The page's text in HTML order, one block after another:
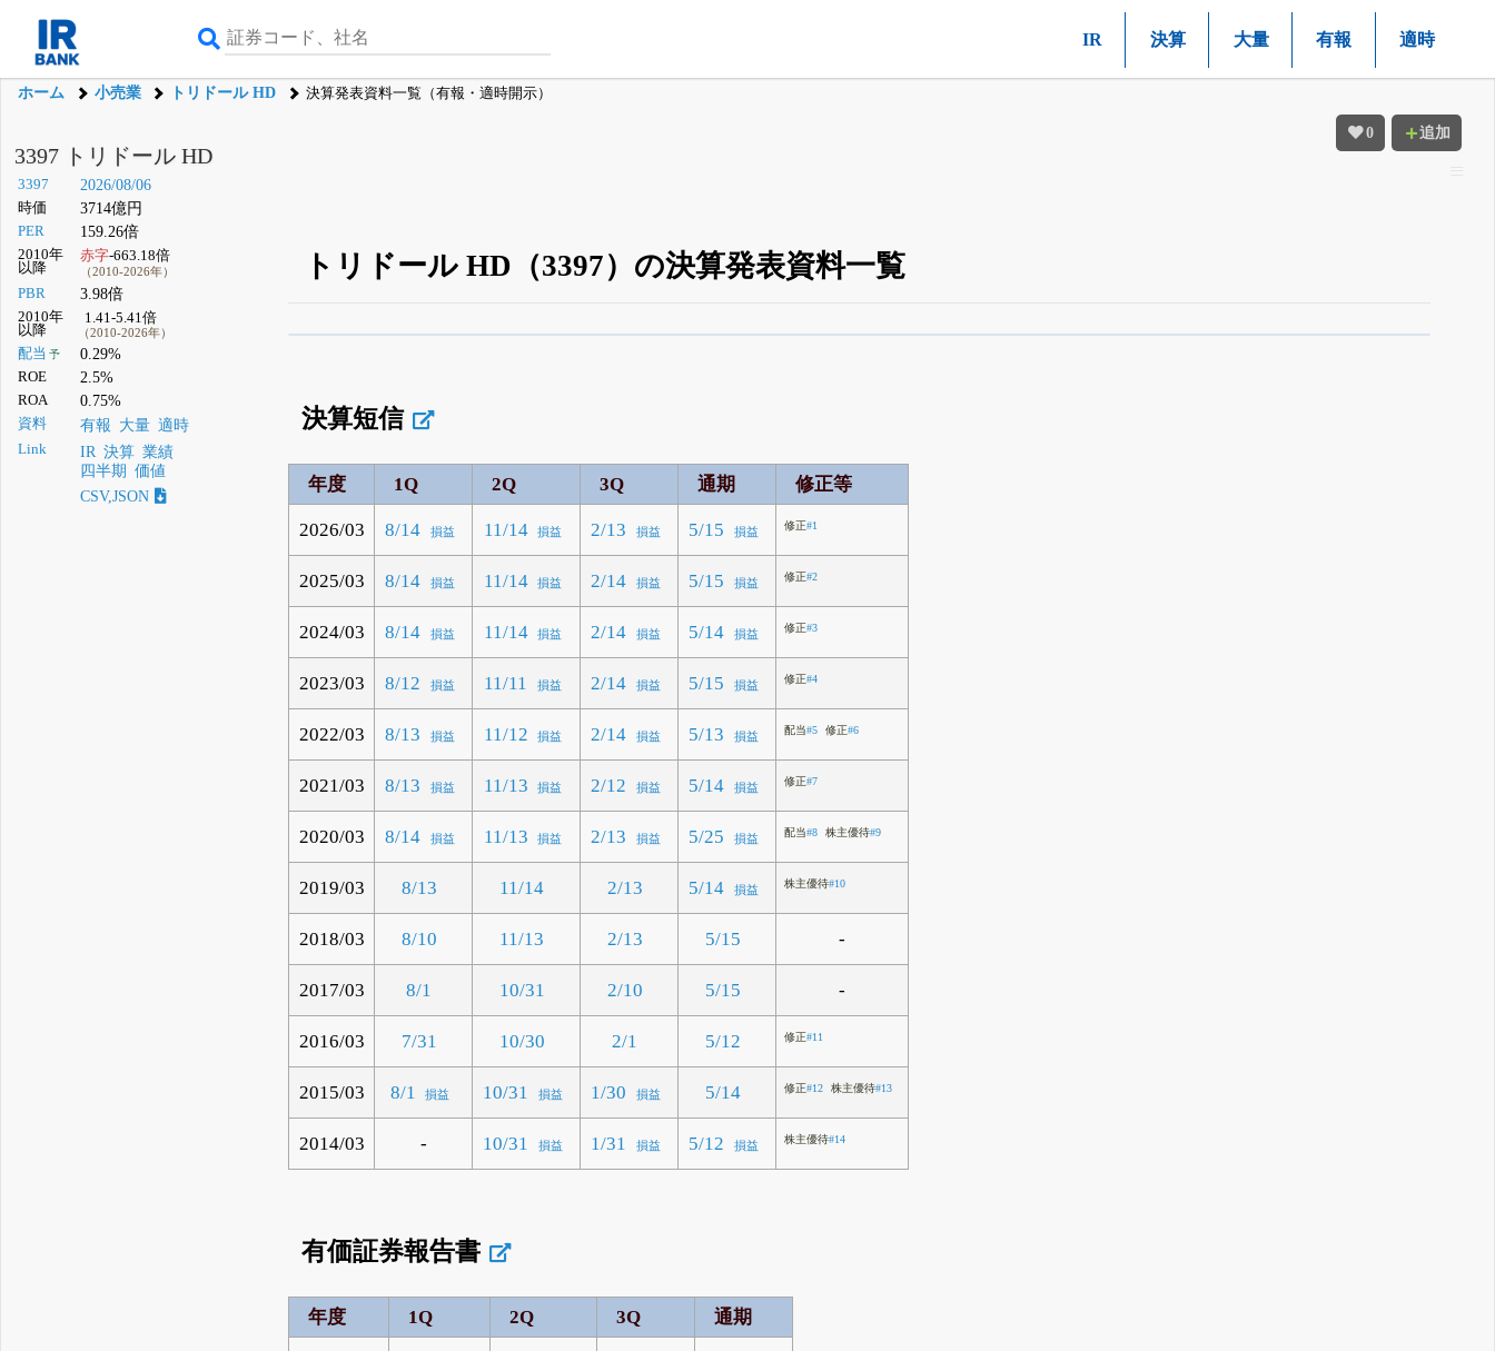
IR 決算 大量 有報 適時
ホーム 小売業 トリドール HD 決算発表資料一覧（有報・適時開示）
0 追加
3397 トリドール HD
3397 2026/08/06
時価 3714億円
PER 159.26倍
2010年
以降
赤字-663.18倍
（2010-2026年）
PBR 3.98倍
2010年
以降
1.41-5.41倍
（2010-2026年）
配当 予 0.29%
ROE 2.5%
ROA 0.75%
資料 有報 大量 適時
Link IR 決算 業績
四半期 価値
CSV,JSON
トリドール HD（3397）の決算発表資料一覧
登録すると永久30%OFFと米株版の先行利用も付きます
決算短信
年度 1Q 2Q 3Q 通期 修正等
2026/03 8/14 損益 11/14 損益 2/13 損益 5/15 損益 修正#1
2025/03 8/14 損益 11/14 損益 2/14 損益 5/15 損益 修正#2
2024/03 8/14 損益 11/14 損益 2/14 損益 5/14 損益 修正#3
2023/03 8/12 損益 11/11 損益 2/14 損益 5/15 損益 修正#4
2022/03 8/13 損益 11/12 損益 2/14 損益 5/13 損益 配当#5 修正#6
2021/03 8/13 損益 11/13 損益 2/12 損益 5/14 損益 修正#7
2020/03 8/14 損益 11/13 損益 2/13 損益 5/25 損益 配当#8 株主優待#9
2019/03 8/13 11/14 2/13 5/14 損益 株主優待#10
2018/03 8/10 11/13 2/13 5/15 -
2017/03 8/1 10/31 2/10 5/15 -
2016/03 7/31 10/30 2/1 5/12 修正#11
2015/03 8/1 損益 10/31 損益 1/30 損益 5/14 修正#12 株主優待#13
2014/03 - 10/31 損益 1/31 損益 5/12 損益 株主優待#14
有価証券報告書
年度 1Q 2Q 3Q 通期